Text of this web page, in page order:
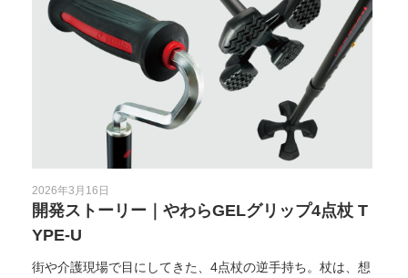
せんか？
2026年3月16日
開発ストーリー｜やわらGELグリップ4点杖 T
YPE-U
街や介護現場で目にしてきた、4点杖の逆手持ち。杖は、想